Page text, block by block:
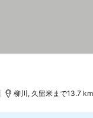
柳川, 久留米まで13.7 km